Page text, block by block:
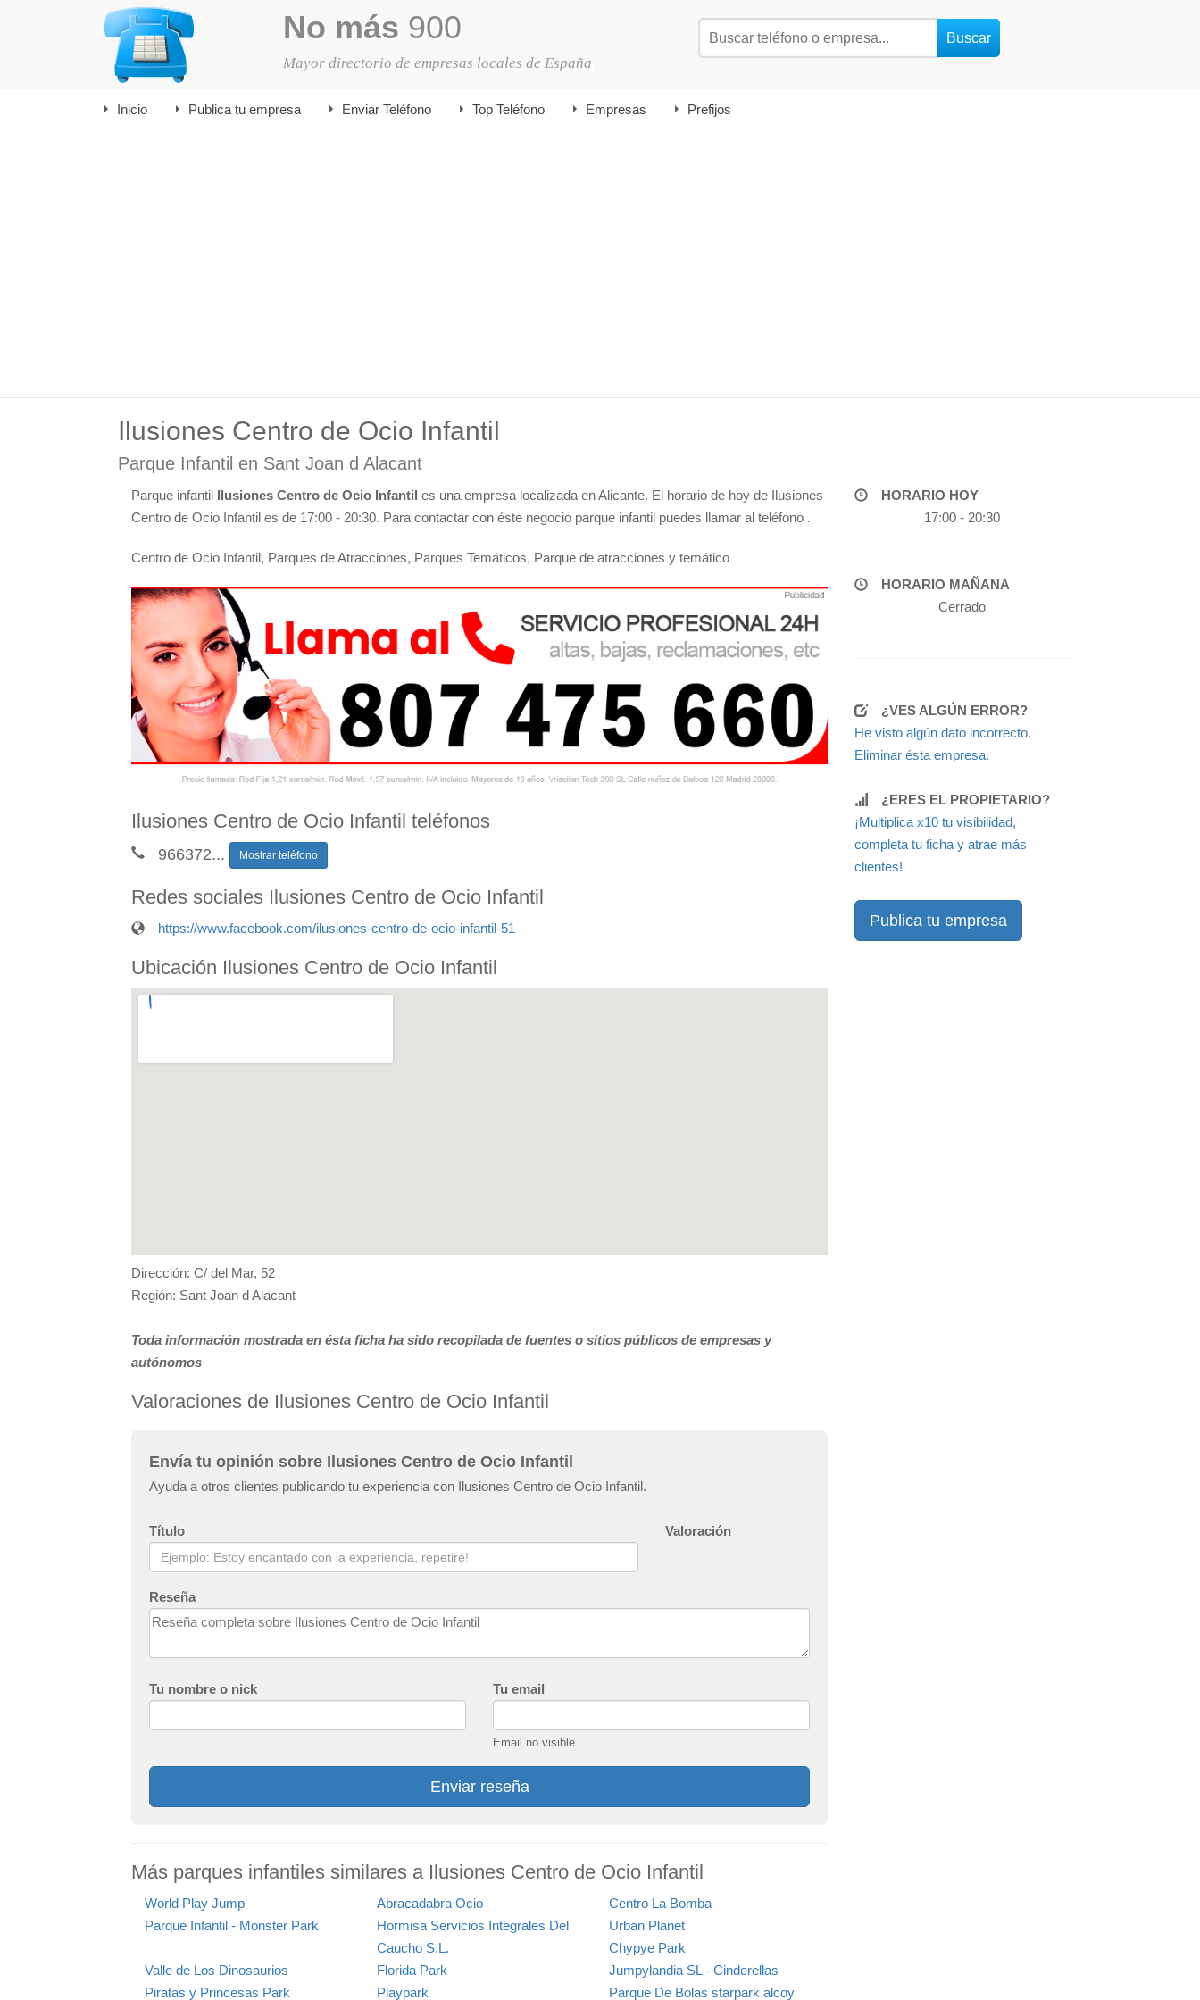
No más 900
Mayor directorio de empresas locales de España
Inicio Publica tu empresa Enviar Teléfono Top Teléfono Empresas Prefijos
Ilusiones Centro de Ocio Infantil
Parque Infantil en Sant Joan d Alacant
Parque infantil Ilusiones Centro de Ocio Infantil es una empresa localizada en Alicante. El horario de hoy de Ilusiones
Centro de Ocio Infantil es de 17:00 - 20:30. Para contactar con éste negocio parque infantil puedes llamar al teléfono .
Centro de Ocio Infantil, Parques de Atracciones, Parques Temáticos, Parque de atracciones y temático
Ilusiones Centro de Ocio Infantil teléfonos
966372... Mostrar teléfono
Redes sociales Ilusiones Centro de Ocio Infantil
https://www.facebook.com/ilusiones-centro-de-ocio-infantil-51
Ubicación Ilusiones Centro de Ocio Infantil
Dirección: C/ del Mar, 52
Región: Sant Joan d Alacant
Toda información mostrada en ésta ficha ha sido recopilada de fuentes o sitios públicos de empresas y
autónomos
Valoraciones de Ilusiones Centro de Ocio Infantil
Envía tu opinión sobre Ilusiones Centro de Ocio Infantil
Ayuda a otros clientes publicando tu experiencia con Ilusiones Centro de Ocio Infantil.
Título Valoración
Reseña
Tu nombre o nick Tu email
Email no visible
Enviar reseña
Más parques infantiles similares a Ilusiones Centro de Ocio Infantil
World Play Jump Abracadabra Ocio
Centro La Bomba
Parque Infantil - Monster Park
Hormisa Servicios Integrales Del
Caucho S.L.
Urban Planet
Chypye Park
Valle de Los Dinosaurios
Florida Park
Jumpylandia SL - Cinderellas
Piratas y Princesas Park
Playpark Parque De Bolas starpark alcoy
HORARIO HOY
17:00 - 20:30
HORARIO MAÑANA
Cerrado
¿VES ALGÚN ERROR?
He visto algún dato incorrecto.
Eliminar ésta empresa.
¿ERES EL PROPIETARIO?
¡Multiplica x10 tu visibilidad,
completa tu ficha y atrae más
clientes!
Publica tu empresa